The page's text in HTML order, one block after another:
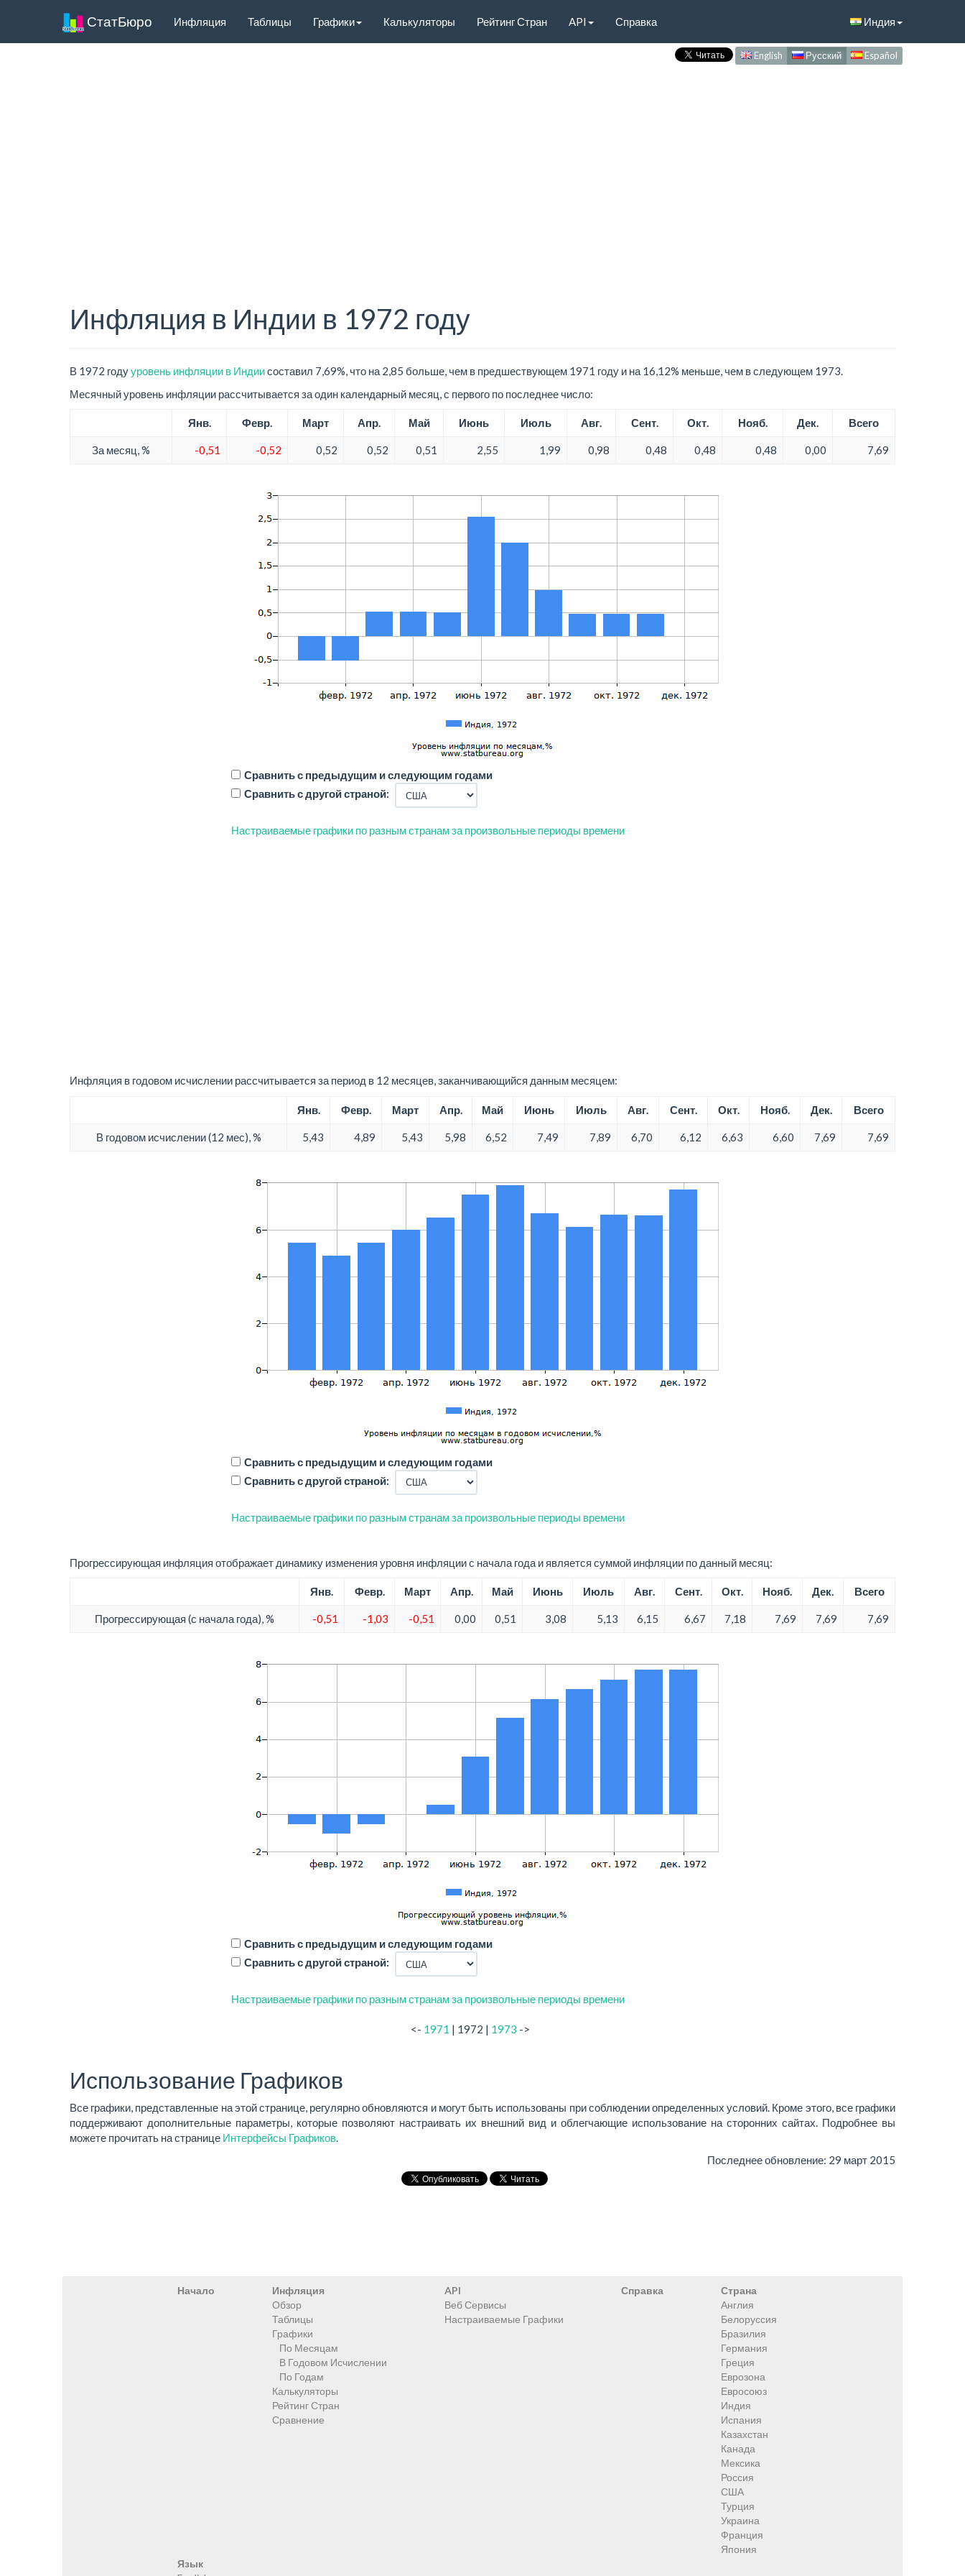
СтатБюро Инфляция Таблицы Графики Калькуляторы Рейтинг Стран API Справка Индия
English Русский Español
Инфляция в Индии в 1972 году
В 1972 годууровень инфляции в Индиисоставил 7,69%, что на 2,85 больше, чем в предшествующем 1971 году и на 16,12% меньше, чем в следующем 1973.
Месячный уровень инфляции рассчитывается за один календарный месяц, с первого по последнее число:
Янв. Февр. Март Апр. Май Июнь Июль Авг. Сент. Окт. Нояб. Дек. Всего
За месяц, % -0,51 -0,52 0,52 0,52 0,51 2,55 1,99 0,98 0,48 0,48 0,48 0,00 7,69
Сравнить с предыдущим и следующим годами
Сравнить с другой страной:
Настраиваемые графики по разным странам за произвольные периоды времени
Инфляция в годовом исчислении рассчитывается за период в 12 месяцев, заканчивающийся данным месяцем:
Янв. Февр. Март Апр. Май Июнь Июль Авг. Сент. Окт. Нояб. Дек. Всего
В годовом исчислении (12 мес), % 5,43 4,89 5,43 5,98 6,52 7,49 7,89 6,70 6,12 6,63 6,60 7,69 7,69
Сравнить с предыдущим и следующим годами
Сравнить с другой страной:
Настраиваемые графики по разным странам за произвольные периоды времени
Прогрессирующая инфляция отображает динамику изменения уровня инфляции с начала года и является суммой инфляции по данный месяц:
Янв. Февр. Март Апр. Май Июнь Июль Авг. Сент. Окт. Нояб. Дек. Всего
Прогрессирующая (с начала года), % -0,51 -1,03 -0,51 0,00 0,51 3,08 5,13 6,15 6,67 7,18 7,69 7,69 7,69
Сравнить с предыдущим и следующим годами
Сравнить с другой страной:
Настраиваемые графики по разным странам за произвольные периоды времени
<- 1971 | 1972 | 1973 ->
Использование Графиков
Все графики, представленные на этой странице, регулярно обновляются и могут быть использованы при соблюдении определенных условий. Кроме этого, все графики
поддерживают дополнительные параметры, которые позволяют настраивать их внешний вид и облегчающие использование на сторонних сайтах. Подробнее вы
можете прочитать на странице Интерфейсы Графиков
Последнее обновление: 29 март 2015
Начало
Инфляция
Обзор
Таблицы
Графики
По Месяцам
В Годовом Исчислении
По Годам
Калькуляторы
Рейтинг Стран
Сравнение
API
Веб Сервисы
Настраиваемые Графики
Справка
Страна
Англия
Белоруссия
Бразилия
Германия
Греция
Еврозона
Евросоюз
Индия
Испания
Казахстан
Канада
Мексика
Россия
США
Турция
Украина
Франция
Япония
Язык